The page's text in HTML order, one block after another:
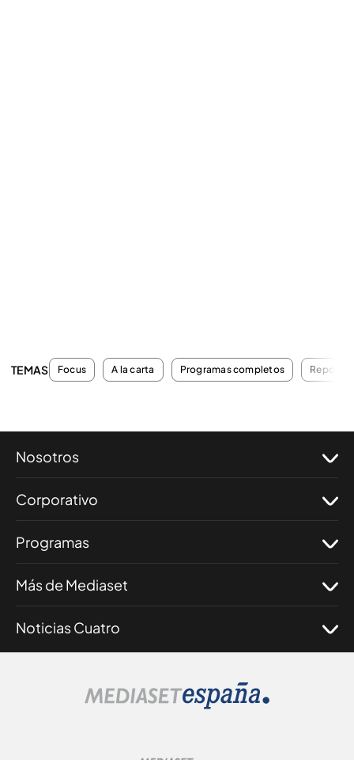
TEMAS Focus A la carta Programas completos
Nosotros
Corporativo
Programas
Más de Mediaset
Noticias Cuatro